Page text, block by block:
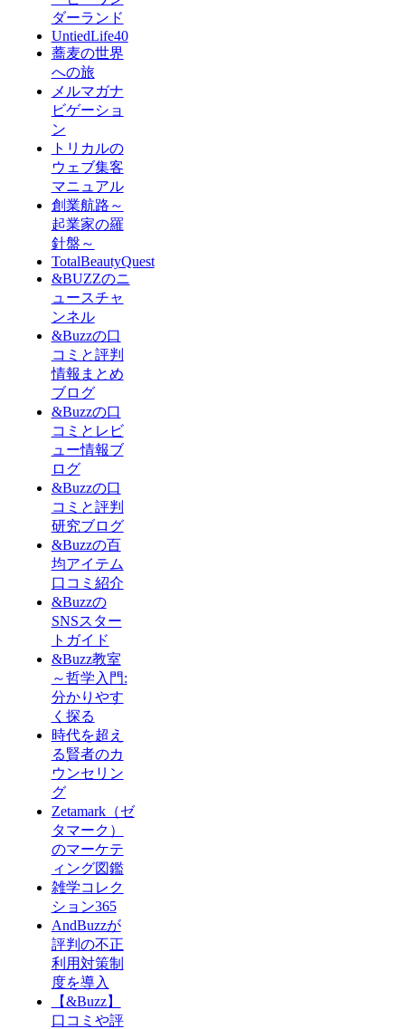
ダーランド
UntiedLife40
蕎麦の世界
への旅
メルマガナ
ビゲーショ
ン
トリカルの
ウェブ集客
マニュアル
創業航路～
起業家の羅
針盤～
TotalBeautyQuest
&BUZZのニ
ュースチャ
ンネル
&Buzzの口
コミと評判
情報まとめ
ブログ
&Buzzの口
コミとレビ
ュー情報ブ
ログ
&Buzzの口
コミと評判
研究ブログ
&Buzzの百
均アイテム
口コミ紹介
&Buzzの
SNSスター
トガイド
&Buzz教室
～哲学入門:
分かりやす
く探る
時代を超え
る賢者のカ
ウンセリン
グ
Zetamark（ゼ
タマーク）
のマーケテ
ィング図鑑
雑学コレク
ション365
AndBuzzが
評判の不正
利用対策制
度を導入
【&Buzz】
口コミや評